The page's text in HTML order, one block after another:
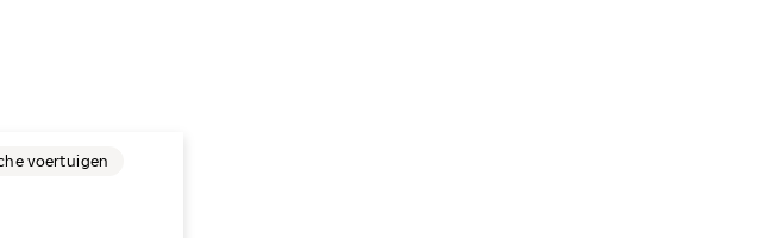
voertuigen